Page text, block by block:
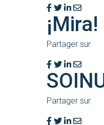
¡Mira!
Partager sur
Partager sur